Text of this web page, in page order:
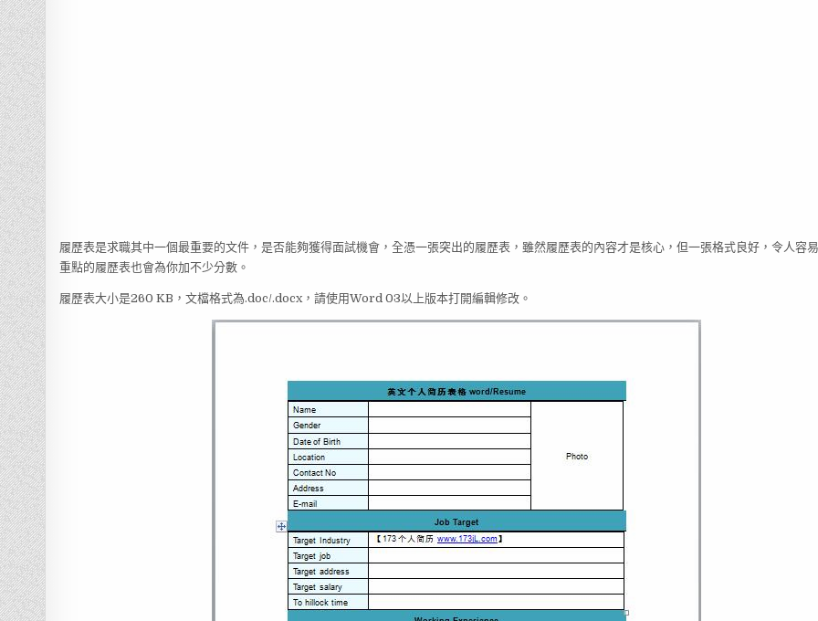
履歷表是求職其中一個最重要的文件，是否能夠獲得面試機會，全憑一張突出的履歷表，雖然履歷表的內容才是核心，但一張格式良好，令人容
重點的履歷表也會為你加不少分數。
履歷表大小是260 KB，文檔格式為.doc/.docx，請使用Word 03以上版本打開編輯修改。